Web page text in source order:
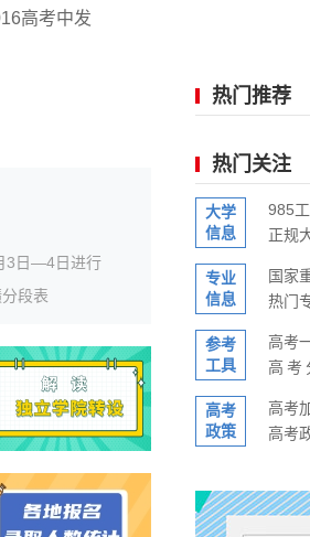
高考中发
3日—4日进行
段表
热门推荐
热门关注
大学
信息
985
正规
专业
信息
国家
热门
参考
工具
高考
高考
高考
政策
高考
高考